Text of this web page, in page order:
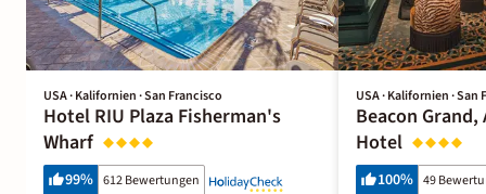
USA · Kalifornien · San Francisco
Hotel RIU Plaza Fisherman's
Wharf
99% 612 Bewertungen
USA · Kalifornien · San
Beacon
Hotel
100% 49